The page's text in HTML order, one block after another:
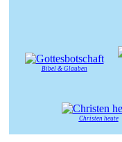
Bibel & Glauben
Christen heute